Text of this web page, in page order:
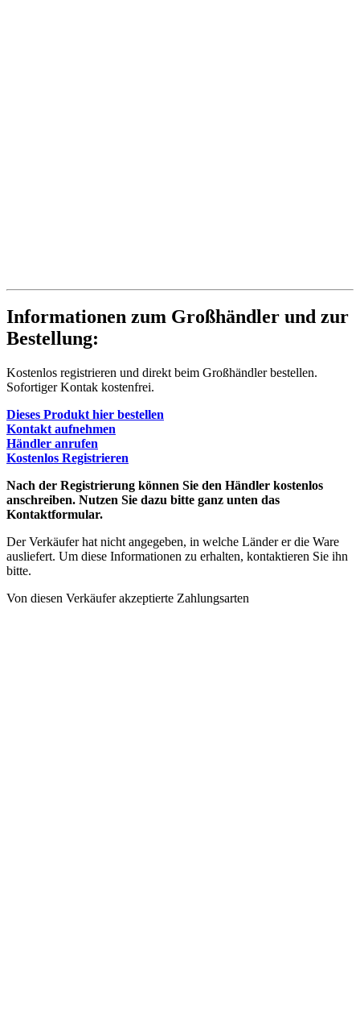
Informationen zum Großhändler und zur
Bestellung:
Kostenlos registrieren und direkt beim Großhändler bestellen.
Sofortiger Kontak kostenfrei.
Dieses Produkt hier bestellen
Kontakt aufnehmen
Händler anrufen
Kostenlos Registrieren
Nach der Registrierung können Sie den Händler kostenlos
anschreiben. Nutzen Sie dazu bitte ganz unten das
Kontaktformular.
Der Verkäufer hat nicht angegeben, in welche Länder er die Ware
ausliefert. Um diese Informationen zu erhalten, kontaktieren Sie ihn
bitte.
Von diesen Verkäufer akzeptierte Zahlungsarten